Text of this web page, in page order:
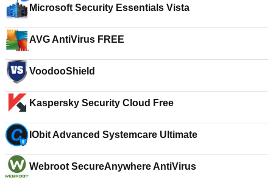
Microsoft Security Essentials Vista
AVG AntiVirus FREE
VoodooShield
Kaspersky Security Cloud Free
IObit Advanced Systemcare Ultimate
Webroot SecureAnywhere AntiVirus